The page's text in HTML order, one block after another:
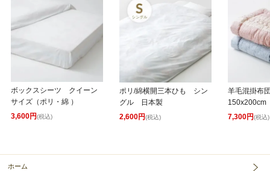
ボックスシーツ クイーン
サイズ（ポリ・綿 ）
3,600円(税込)
ポリ/綿横開三本ひも シン
グル 日本製
2,600円(税込)
羊毛混掛布
150x200cm
7,300円(税込)
ホーム